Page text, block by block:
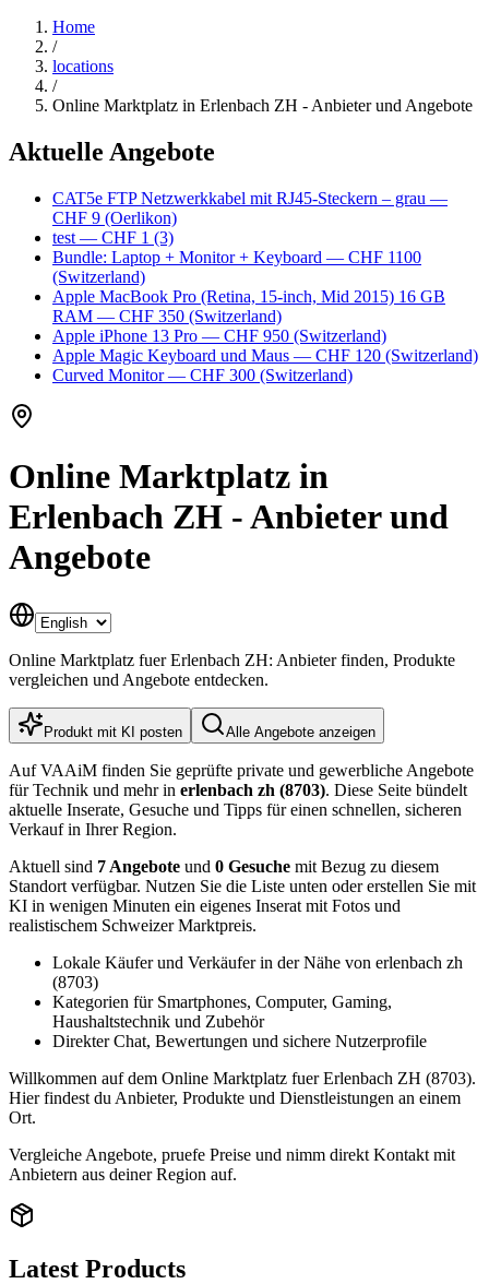
Home
/
locations
/
Online Marktplatz in Erlenbach ZH - Anbieter und Angebote
Aktuelle Angebote
CAT5e FTP Netzwerkkabel mit RJ45-Steckern – grau —
CHF 9 (Oerlikon)
test — CHF 1 (3)
Bundle: Laptop + Monitor + Keyboard — CHF 1100
(Switzerland)
Apple MacBook Pro (Retina, 15-inch, Mid 2015) 16 GB
RAM — CHF 350 (Switzerland)
Apple iPhone 13 Pro — CHF 950 (Switzerland)
Apple Magic Keyboard und Maus — CHF 120 (Switzerland)
Curved Monitor— CHF 300 (Switzerland)
Online Marktplatz in
Erlenbach ZH - Anbieter und
Angebote
Online Marktplatz fuer Erlenbach ZH: Anbieter finden, Produkte
vergleichen und Angebote entdecken.
Produkt mit KI posten Alle Angebote anzeigen
Auf VAAiM finden Sie geprüfte private und gewerbliche Angebote
für Technik und mehr in erlenbach zh (8703). Diese Seite bündelt
aktuelle Inserate, Gesuche und Tipps für einen schnellen, sicheren
Verkauf in Ihrer Region.
Aktuell sind 7 Angebote und 0 Gesuche mit Bezug zu diesem
Standort verfügbar. Nutzen Sie die Liste unten oder erstellen Sie mit
KI in wenigen Minuten ein eigenes Inserat mit Fotos und
realistischem Schweizer Marktpreis.
Lokale Käufer und Verkäufer in der Nähe von erlenbach zh
(8703)
Kategorien für Smartphones, Computer, Gaming,
Haushaltstechnik und Zubehör
Direkter Chat, Bewertungen und sichere Nutzerprofile
Willkommen auf dem Online Marktplatz fuer Erlenbach ZH (8703).
Hier findest du Anbieter, Produkte und Dienstleistungen an einem
Ort.
Vergleiche Angebote, pruefe Preise und nimm direkt Kontakt mit
Anbietern aus deiner Region auf.
Latest Products